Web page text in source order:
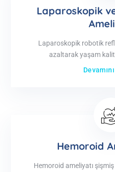
Laparoskopik
Laparoskopik robotik
azaltarak yaşam
Hemoroid
Hemoroid ameliyatı